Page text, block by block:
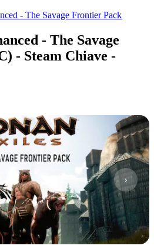
- The Savage Frontier Pack
- The Savage
- Steam Chiave -